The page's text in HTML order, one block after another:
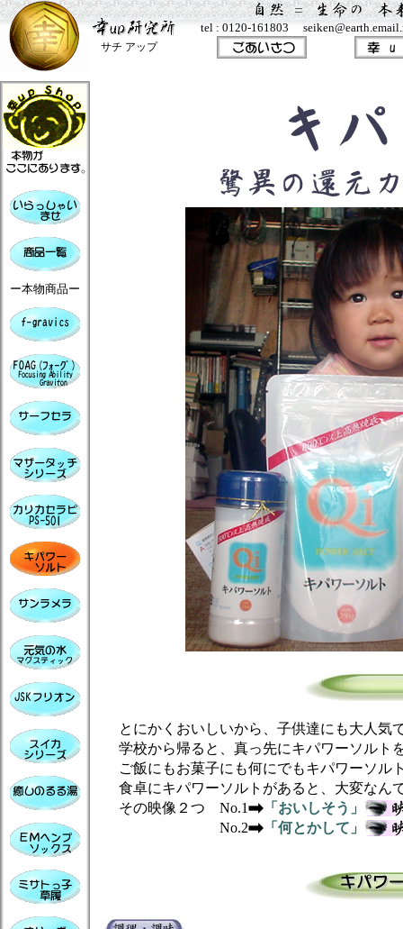
ー本物商品ー
tel : 0120-161803
サチ アップ
とにかくおいしいから、子供達にも大人気
学校から帰ると、真っ先にキパワーソルト
ご飯にもお菓子にも何にでもキパワーソル
食卓にキパワーソルトがあると、大変なん
その映像２つ No.1
「おいしそう」
No.2
「何とかして」